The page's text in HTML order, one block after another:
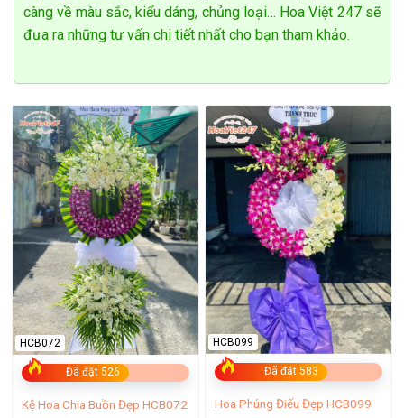
càng về màu sắc, kiểu dáng, chủng loại… Hoa Việt 247 sẽ
đưa ra những tư vấn chi tiết nhất cho bạn tham khảo.
Đã đặt 526
HCB072
Kệ Hoa Chia Buồn Đẹp HCB072
Đã đặt 583
HCB099
Hoa Phúng Điếu Đẹp HCB099